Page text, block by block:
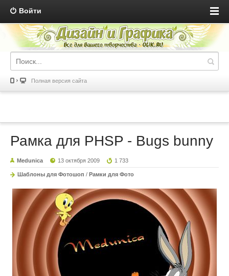
Войти
Полная версия сайта
Рамка для PHSP - Bugs bunny
Medunica 13 октября 2009 1 733
Шаблоны для Фотошоп / Рамки для Фото